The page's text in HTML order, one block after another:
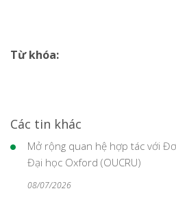
Từ khóa:
Các tin khác
Mở rộng quan hệ hợp tác với
Đại học Oxford (OUCRU)
08/07/2026